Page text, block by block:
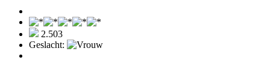
2.503
Geslacht: